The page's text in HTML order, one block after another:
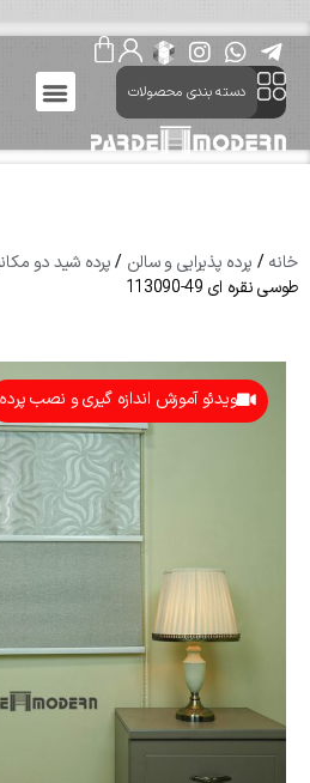
دسته بندی محصولات
خانه/ پرده پذیرایی و سالن /پرده شید دو
طوسی نقره ای 49-113090
ویدئو آموزش اندازه گیری و نصب پرده